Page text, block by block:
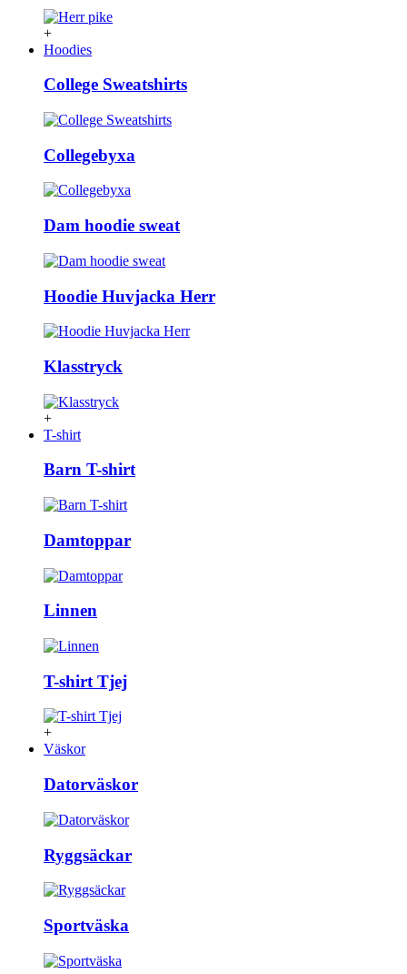
+
Hoodies
College Sweatshirts
Collegebyxa
Dam hoodie sweat
Hoodie Huvjacka Herr
Klasstryck
+
T-shirt
Barn T-shirt
Damtoppar
Linnen
T-shirt Tjej
+
Väskor
Datorväskor
Ryggsäckar
Sportväska